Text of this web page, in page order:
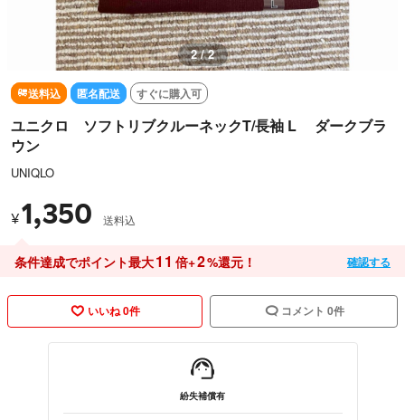
1 / 2
送料込 匿名配送 すぐに購入可
ユニクロ ソフトリブクルーネックT/長袖 L ダークブラ
ウン
UNIQLO
¥1,350 送料込
条件達成でポイント最大11 倍+2%還元！ 確認する
いいね 0件 コメント 0件
紛失補償有